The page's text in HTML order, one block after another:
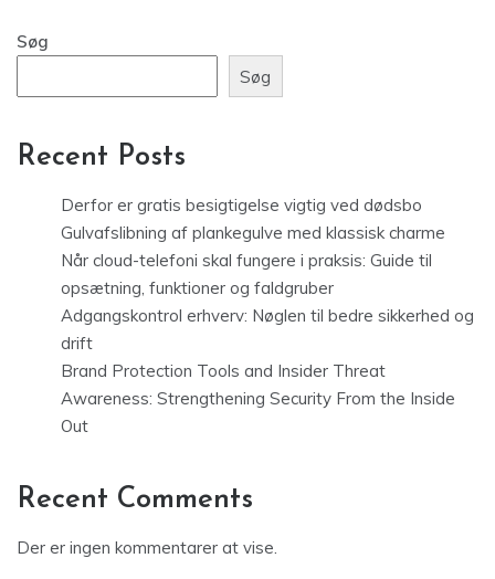
Søg
Søg
Recent Posts
Derfor er gratis besigtigelse vigtig ved dødsbo
Gulvafslibning af plankegulve med klassisk charme
Når cloud-telefoni skal fungere i praksis: Guide til
opsætning, funktioner og faldgruber
Adgangskontrol erhverv: Nøglen til bedre sikkerhed og
drift
Brand Protection Tools and Insider Threat
Awareness: Strengthening Security From the Inside
Out
Recent Comments
Der er ingen kommentarer at vise.